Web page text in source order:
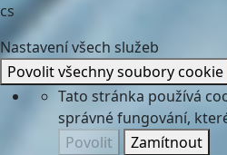
cs
Nastavení všech služeb
Povolit všechny soubory cookie
Tato stránka používá
správné fungování,
Povolit
Zamítnout